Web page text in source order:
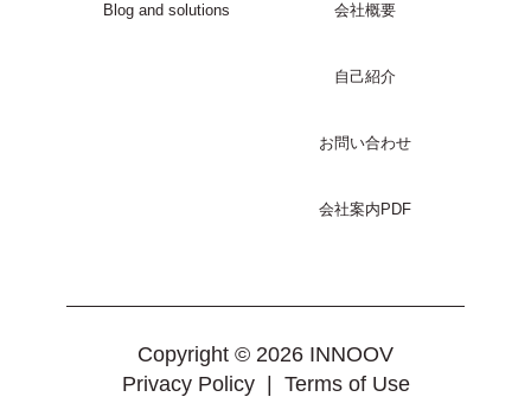
Blog and solutions 会社概要
自己紹介
お問い合わせ
会社案内PDF
Copyright © 2026 INNOOV
Privacy Policy| Terms of Use